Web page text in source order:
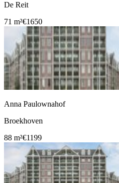
De Reit
71 m²€1650
Anna Paulownahof
Broekhoven
88 m²€1199